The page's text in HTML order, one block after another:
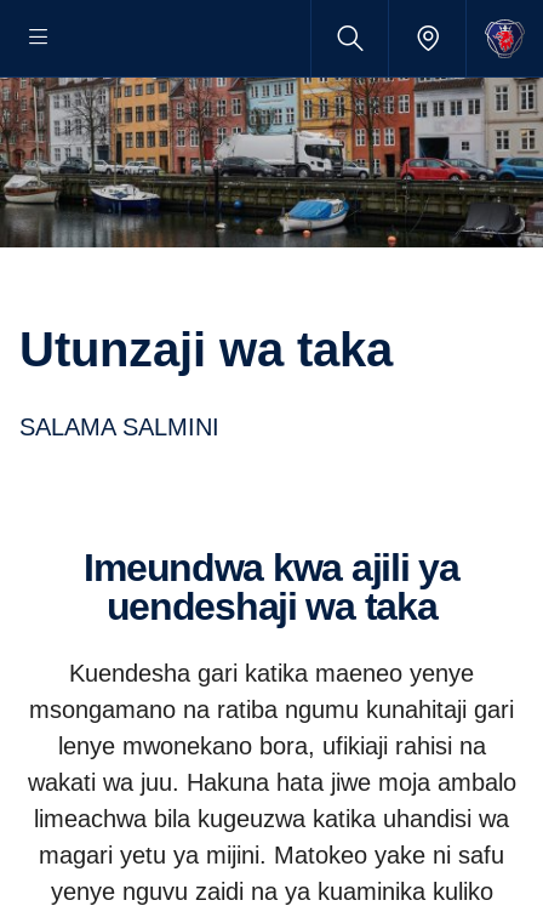
Utunzaji wa taka
SALAMA SALMINI
Imeundwa kwa ajili ya
uendeshaji wa taka
Kuendesha gari katika maeneo yenye
msongamano na ratiba ngumu kunahitaji gari
lenye mwonekano bora, ufikiaji rahisi na
wakati wa juu. Hakuna hata jiwe moja ambalo
limeachwa bila kugeuzwa katika uhandisi wa
magari yetu ya mijini. Matokeo yake ni safu
yenye nguvu zaidi na ya kuaminika kuliko